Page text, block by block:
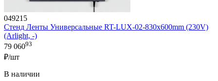
049215
Стенд Ленты Универсальные RT-LUX-02-830x600mm (230V)
(Arlight, -)
79 06093
₽/шт
В наличии